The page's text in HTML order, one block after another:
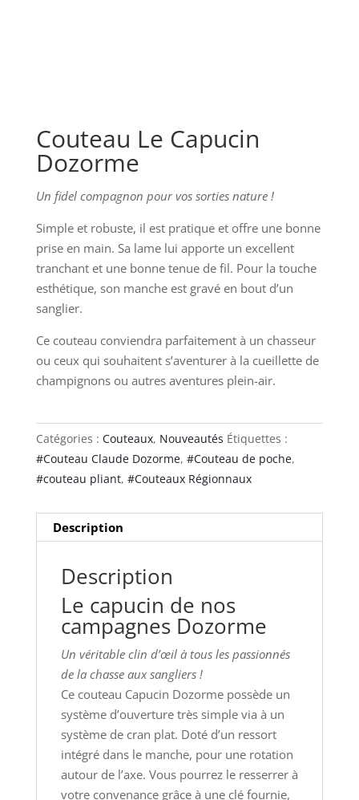
Couteau Le Capucin
Dozorme
Un fidel compagnon pour vos sorties nature !
Simple et robuste, il est pratique et offre une bonne
prise en main. Sa lame lui apporte un excellent
tranchant et une bonne tenue de fil. Pour la touche
esthétique, son manche est gravé en bout d’un
sanglier.
Ce couteau conviendra parfaitement à un chasseur
ou ceux qui souhaitent s’aventurer à la cueillette de
champignons ou autres aventures plein-air.
Catégories : Couteaux, Nouveautés Étiquettes :
#Couteau Claude Dozorme, #Couteau de poche,
#couteau pliant, #Couteaux Régionnaux
Description
Description
Le capucin de nos
campagnes Dozorme
Un véritable clin d’œil à tous les passionnés
de la chasse aux sangliers !
Ce couteau Capucin Dozorme possède un
système d’ouverture très simple via à un
système de cran plat. Doté d’un ressort
intégré dans le manche, pour une rotation
autour de l’axe. Vous pourrez le resserrer à
votre convenance grâce à une clé fournie,